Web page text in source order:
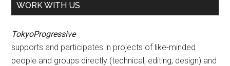
WORK WITH US
TokyoProgressive
supports and participates in projects of like-minded
people and groups directly (technical, editing, design) and